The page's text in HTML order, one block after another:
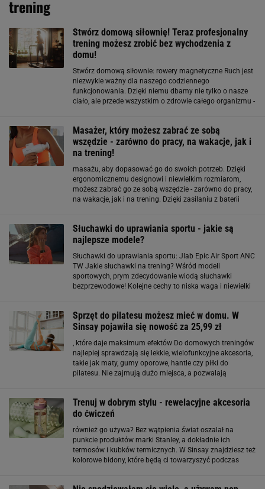
trening
Stwórz domową siłownię! Teraz profesjonalny
trening możesz zrobić bez wychodzenia z
domu!
Stwórz domową siłownie: rowery magnetyczne Ruch jest
niezwykle ważny dla naszego codziennego
funkcjonowania. Dzięki niemu dbamy nie tylko o nasze
ciało, ale przede wszystkim o zdrowie całego organizmu -
Masażer, który możesz zabrać ze sobą
wszędzie - zarówno do pracy, na wakacje, jak i
na trening!
masażu, aby dopasować go do swoich potrzeb. Dzięki
ergonomicznemu designowi i niewielkim rozmiarom,
możesz zabrać go ze sobą wszędzie - zarówno do pracy,
na wakacje, jak i na trening. Dzięki zasilaniu z baterii
Słuchawki do uprawiania sportu - jakie są
najlepsze modele?
Słuchawki do uprawiania sportu: Jlab Epic Air Sport ANC
TW Jakie słuchawki na trening? Wśród modeli
sportowych, prym zdecydowanie wiodą słuchawki
bezprzewodowe! Kolejne cechy to niska waga i niewielki
Sprzęt do pilatesu możesz mieć w domu. W
Sinsay pojawiła się nowość za 25,99 zł
, które daje maksimum efektów Do domowych treningów
najlepiej sprawdzają się lekkie, wielofunkcyjne akcesoria,
takie jak maty, gumy oporowe, hantle czy piłki do
pilatesu. Nie zajmują dużo miejsca, a pozwalają
Trenuj w dobrym stylu - rewelacyjne akcesoria
do ćwiczeń
również go używa? Bez wątpienia świat oszalał na
punkcie produktów marki Stanley, a dokładnie ich
termosów i kubków termicznych. W Sinsay znajdziesz też
kolorowe bidony, które będą ci towarzyszyć podczas